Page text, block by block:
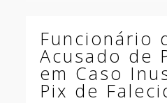
Funcionário
Acusado de
em Caso
Pix de